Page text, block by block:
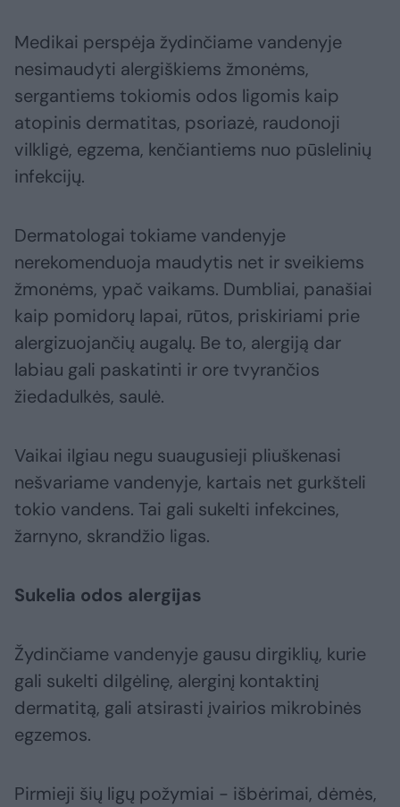
Medikai perspėja žydinčiame vandenyje
nesimaudyti alergiškiems žmonėms,
sergantiems tokiomis odos ligomis kaip
atopinis dermatitas, psoriazė, raudonoji
vilkligė, egzema, kenčiantiems nuo pūslelinių
infekcijų.
Dermatologai tokiame vandenyje
nerekomenduoja maudytis net ir sveikiems
žmonėms, ypač vaikams. Dumbliai, panašiai
kaip pomidorų lapai, rūtos, priskiriami prie
alergizuojančių augalų. Be to, alergiją dar
labiau gali paskatinti ir ore tvyrančios
žiedadulkės, saulė.
Vaikai ilgiau negu suaugusieji pliuškenasi
nešvariame vandenyje, kartais net gurkšteli
tokio vandens. Tai gali sukelti infekcines,
žarnyno, skrandžio ligas.
Sukelia odos alergijas
Žydinčiame vandenyje gausu dirgiklių, kurie
gali sukelti dilgėlinę, alerginį kontaktinį
dermatitą, gali atsirasti įvairios mikrobinės
egzemos.
Pirmieji šių ligų požymiai - išbėrimai, dėmės,